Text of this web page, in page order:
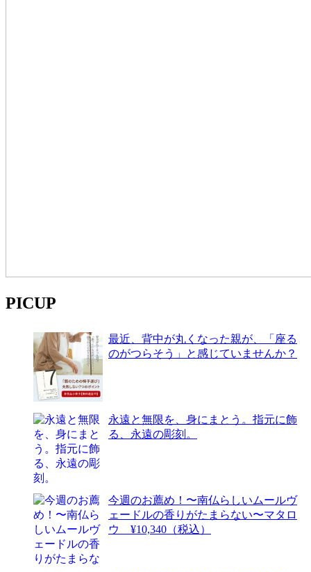
PICUP
最近、背中が丸くなった親が、「座る
のがつらそう」と感じていませんか？
永遠と無限を、身にまとう。指元に飾
る、永遠の彫刻。
今週のお薦め！〜南仏らしいムールヴ
ェードルの香りがたまらない〜マタロ
ウ ¥10,340（税込）